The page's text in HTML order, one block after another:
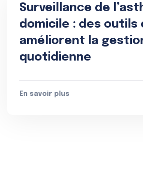
Surveillance de
domicile : des outils
améliorent la
quotidienne
En savoir plus